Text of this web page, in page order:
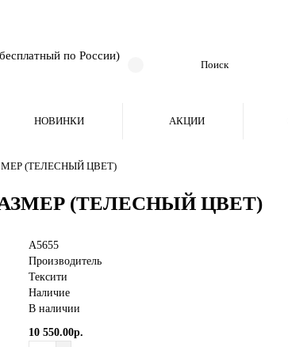
по России)
НОВИНКИ АКЦИИ
(ТЕЛЕСНЫЙ ЦВЕТ)
(ТЕЛЕСНЫЙ ЦВЕТ)
A5655
Производитель
Тексити
Наличие
В наличии
10 550.00р.